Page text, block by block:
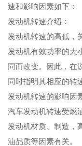
速和影响因素如下：
发动机转速介绍：
发动机转速的高低，
发动机有效功率的大
同而改变。因此，在
同时指明其相应的转
发动机转速的影响因
汽车发动机转速受燃
发动机材质、制造，
油品质等因素有关。